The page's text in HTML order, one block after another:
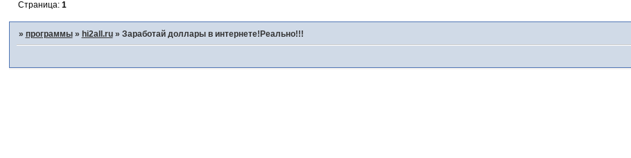
Страница: 1
» программы » hi2all.ru » Заработай доллары в интернете!Реально!!!